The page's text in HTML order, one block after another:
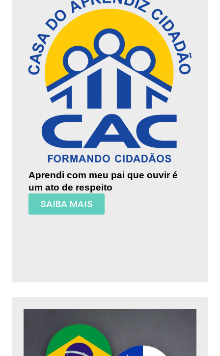
Aprendi com meu pai que ouvir é
um ato de respeito
SAIBA MAIS